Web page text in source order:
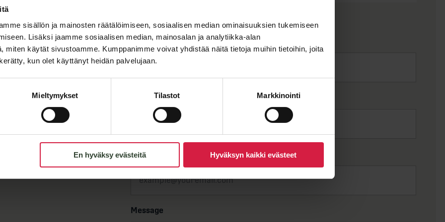
sisällön ja mainosten räätälöimiseen, sosiaalisen median ominaisuuksien tukemiseen
Lisäksi jaamme sosiaalisen median, mainosalan ja analytiikka-alan
miten käytät sivustoamme. Kumppanimme voivat yhdistää näitä tietoja muihin tietoihin, joita
kun olet käyttänyt heidän palvelujaan.
Mieltymykset Tilastot Markkinointi
En hyväksy evästeitä Hyväksyn kaikki evästeet
changer
kV side
First name
Last name
Email
Message